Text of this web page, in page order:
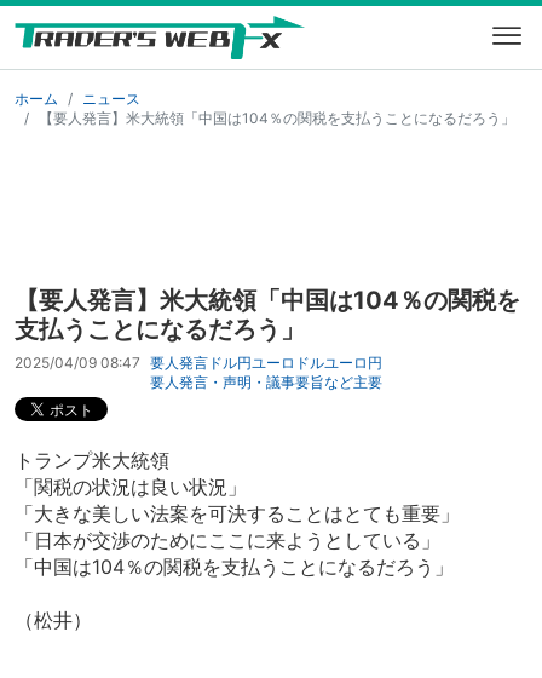
ホーム
ニュース
【要人発言】米大統領「中国は104％の関税を支払うことになるだろう」
【要人発言】米大統領「中国は104％の関税を
支払うことになるだろう」
2025/04/09 08:47 要人発言 ドル円ユーロドルユーロ円
要人発言・声明・議事要旨など主要
トランプ米大統領
「関税の状況は良い状況」
「大きな美しい法案を可決することはとても重要」
「日本が交渉のためにここに来ようとしている」
「中国は104％の関税を支払うことになるだろう」
（松井）